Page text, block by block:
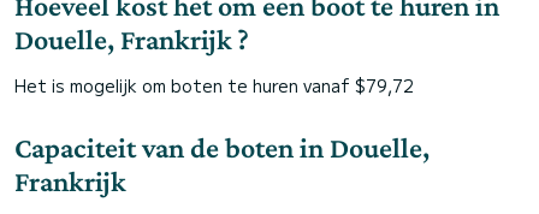
Douelle, Frankrijk ?
Het is mogelijk om boten te huren vanaf $79,72
Capaciteit van de boten in Douelle,
Frankrijk